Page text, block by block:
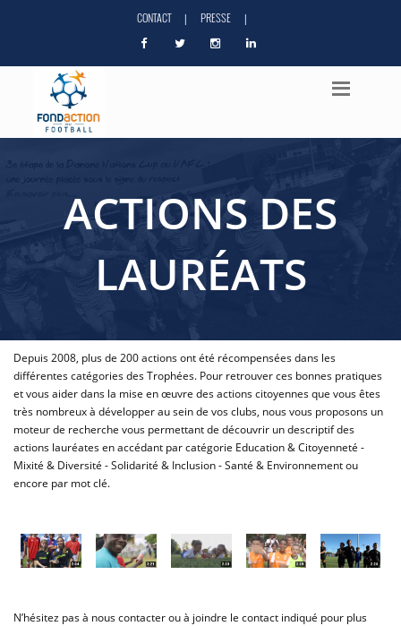
CONTACT | PRESSE |
ACTIONS DES
LAURÉATS
Depuis 2008, plus de 200 actions ont été récompensées dans les
différentes catégories des Trophées. Pour retrouver ces bonnes pratiques
et vous aider dans la mise en œuvre des actions citoyennes que vous êtes
très nombreux à développer au sein de vos clubs, nous vous proposons un
moteur de recherche vous permettant de découvrir un descriptif des
actions lauréates en accédant par catégorie Education & Citoyenneté -
Mixité & Diversité - Solidarité & Inclusion - Santé & Environnement ou
encore par mot clé.
N’hésitez pas à nous contacter ou à joindre le contact indiqué pour plus